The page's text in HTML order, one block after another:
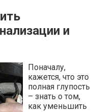
и
Поначалу,
кажется, что это
полная глупость
– знать о том,
как уменьшить